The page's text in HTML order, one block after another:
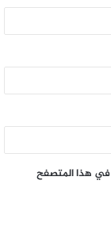
في هذا المتصفح